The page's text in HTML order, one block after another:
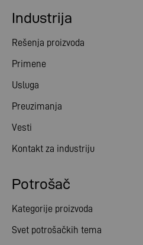
Potrošač
Kategorije proizvoda
Svet potrošačkih tema
Industrija
Rešenja proizvoda
Primene
Usluga
Preuzimanja
Vesti
Kontakt za industriju